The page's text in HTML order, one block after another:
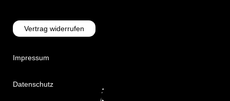
Vertrag widerrufen
Impressum
Datenschutz